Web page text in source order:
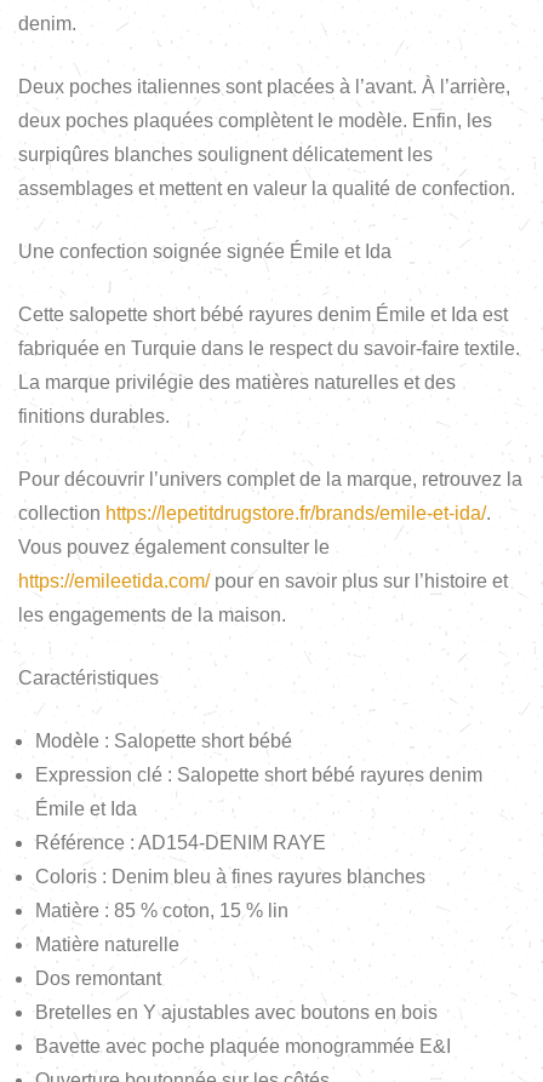
denim.
Deux poches italiennes sont placées à l’avant. À l’arrière,
deux poches plaquées complètent le modèle. Enfin, les
surpiqûres blanches soulignent délicatement les
assemblages et mettent en valeur la qualité de confection.
Une confection soignée signée Émile et Ida
Cette salopette short bébé rayures denim Émile et Ida est
fabriquée en Turquie dans le respect du savoir-faire textile.
La marque privilégie des matières naturelles et des
finitions durables.
Pour découvrir l’univers complet de la marque, retrouvez la
collection https://lepetitdrugstore.fr/brands/emile-et-ida/.
Vous pouvez également consulter le
https://emileetida.com/pour en savoir plus sur l’histoire et
les engagements de la maison.
Caractéristiques
Modèle : Salopette short bébé
Expression clé : Salopette short bébé rayures denim
Émile et Ida
Référence : AD154-DENIM RAYE
Coloris : Denim bleu à fines rayures blanches
Matière : 85 % coton, 15 % lin
Matière naturelle
Dos remontant
Bretelles en Y ajustables avec boutons en bois
Bavette avec poche plaquée monogrammée E&I